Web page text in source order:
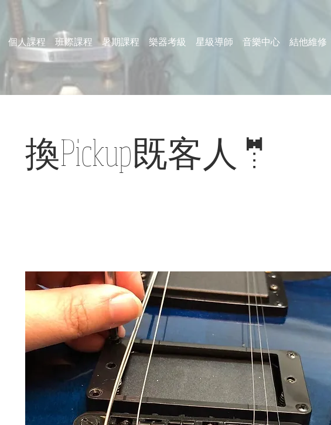
個人課程 班際課程 暑期課程 樂器考級 星級導師 音樂中心 結他維修
換Pickup既客人🤵